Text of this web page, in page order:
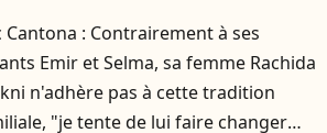
Cantona : Contrairement à ses
Emir et Selma, sa femme Rachida
n'adhère pas à cette tradition
"je tente de lui faire changer